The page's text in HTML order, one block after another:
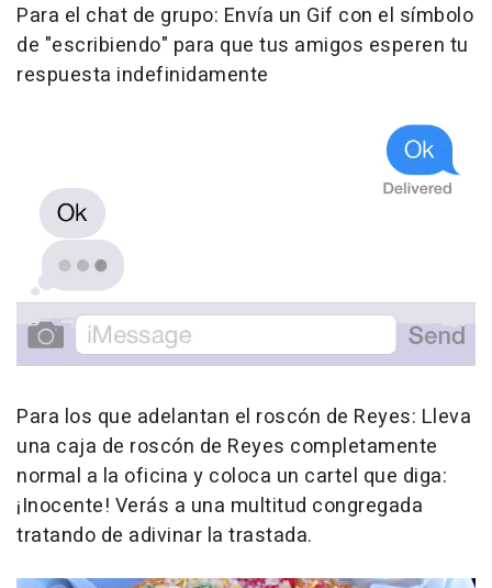
Para el chat de grupo: Envía un Gif con el símbolo
de "escribiendo" para que tus amigos esperen tu
respuesta indefinidamente
Para los que adelantan el roscón de Reyes: Lleva
una caja de roscón de Reyes completamente
normal a la oficina y coloca un cartel que diga:
¡Inocente! Verás a una multitud congregada
tratando de adivinar la trastada.